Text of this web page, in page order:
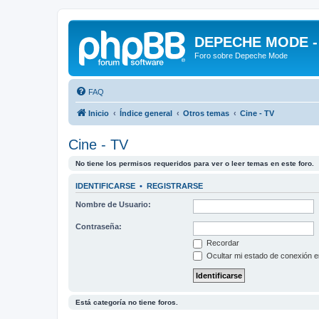
DEPECHE MODE
Foro sobre Depeche Mode
FAQ
Inicio Índice general Otros temas Cine - TV
Cine - TV
No tiene los permisos requeridos para ver o leer temas en este foro.
IDENTIFICARSE • REGISTRARSE
Nombre de Usuario:
Contraseña:
Recordar
Ocultar mi estado de conexión
Está categoría no tiene foros.